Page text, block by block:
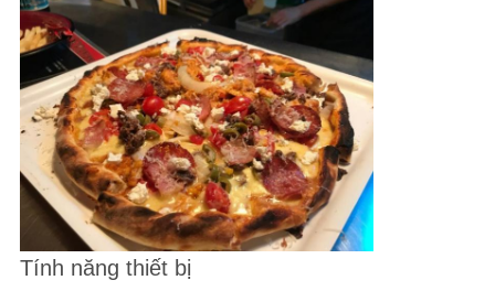
Tính năng thiết bị